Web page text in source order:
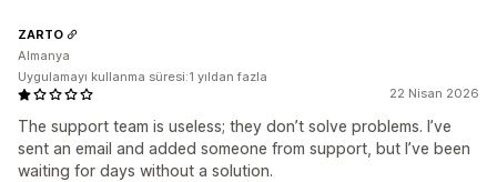
22 Nisan 2026
The support team is useless; they don’t solve problems. I’ve
sent an email and added someone from support, but I’ve been
waiting for days without a solution.
ZARTO
Almanya
Uygulamayı kullanma süresi:1 yıldan fazla